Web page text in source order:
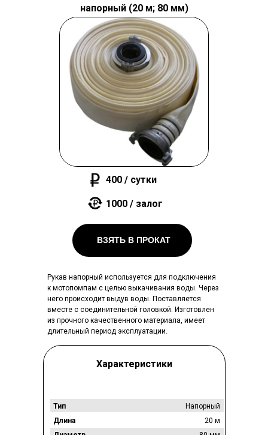
напорный (20 м; 80 мм)
400 / сутки
1000 / залог
Рукав напорный используется для подключения
к мотопомпам с целью выкачивания воды. Через
него происходит выдув воды. Поставляется
вместе с соединительной головкой. Изготовлен
из прочного качественного материала, имеет
длительный период эксплуатации.
ВЗЯТЬ В ПРОКАТ
Характеристики
Тип
Длина
Напорный
20 м